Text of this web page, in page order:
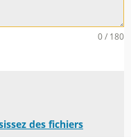
0 / 180
des fichiers